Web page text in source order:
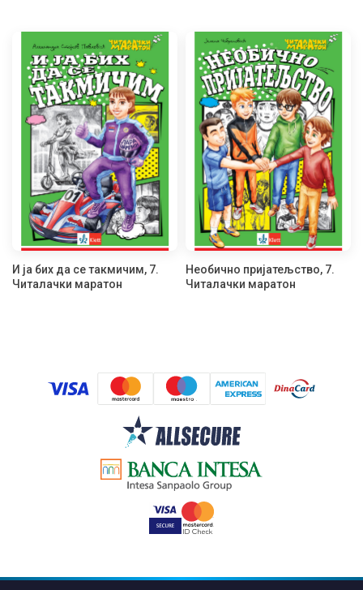
И ја бих да се такмичим, 7.
Читалачки маратон
Необично пријатељство, 7.
Читалачки маратон